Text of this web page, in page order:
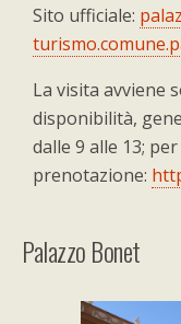
Sito ufficiale:
La visita avviene
disponibilità,
dalle 9 alle 13;
prenotazione:
Palazzo Bonet